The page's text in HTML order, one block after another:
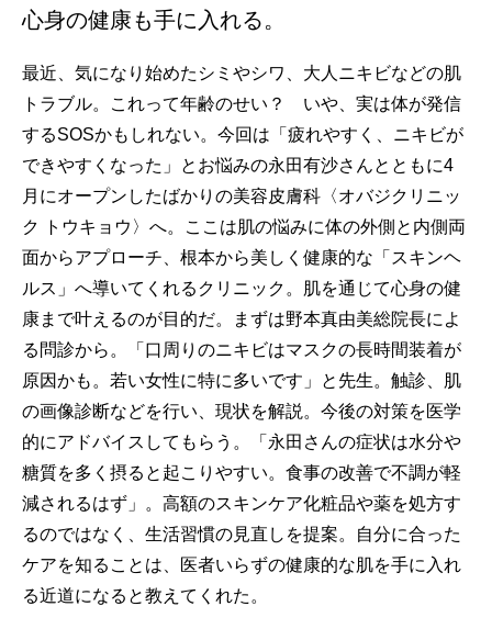
心身の健康も手に入れる。
最近、気になり始めたシミやシワ、大人ニキビなどの肌
トラブル。これって年齢のせい？ いや、実は体が発信
するSOSかもしれない。今回は「疲れやすく、ニキビが
できやすくなった」とお悩みの永田有沙さんとともに4
月にオープンしたばかりの美容皮膚科〈オバジクリニッ
ク トウキョウ〉へ。ここは肌の悩みに体の外側と内側両
面からアプローチ、根本から美しく健康的な「スキンヘ
ルス」へ導いてくれるクリニック。肌を通じて心身の健
康まで叶えるのが目的だ。まずは野本真由美総院長によ
る問診から。「口周りのニキビはマスクの長時間装着が
原因かも。若い女性に特に多いです」と先生。触診、肌
の画像診断などを行い、現状を解説。今後の対策を医学
的にアドバイスしてもらう。「永田さんの症状は水分や
糖質を多く摂ると起こりやすい。食事の改善で不調が軽
減されるはず」。高額のスキンケア化粧品や薬を処方す
るのではなく、生活習慣の見直しを提案。自分に合った
ケアを知ることは、医者いらずの健康的な肌を手に入れ
る近道になると教えてくれた。